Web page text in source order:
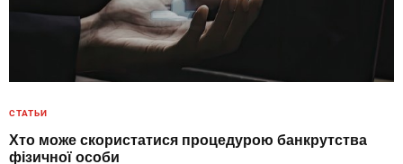
СТАТЬИ
Хто може скористатися процедурою банкрутства
фізичної особи